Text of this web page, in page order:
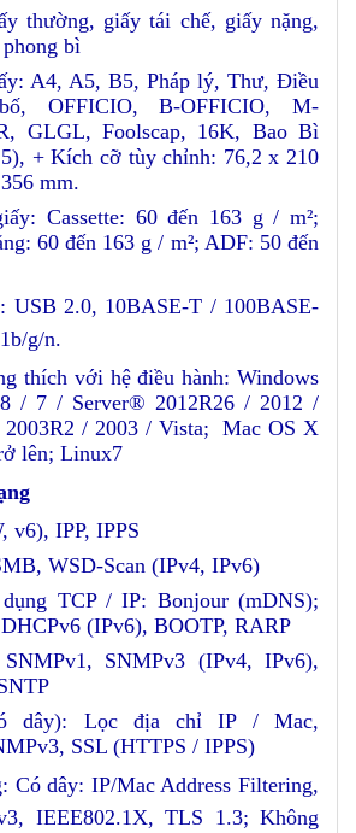
thường, giấy tái chế, giấy nặng,
bì
A4, A5, B5, Pháp lý, Thư, Điều
OFFICIO, B-OFFICIO, M-
GLGL, Foolscap, 16K, Bao Bì
+ Kích cỡ tùy chỉnh: 76,2 x 210
mm.
Cassette: 60 đến 163 g / m²;
60 đến 163 g / m²; ADF: 50 đến
USB 2.0, 10BASE-T / 100BASE-
g/n.
thích với hệ điều hành: Windows
/ 7 / Server® 2012R26 / 2012 /
2003R2 / 2003 / Vista; Mac OS X
lên; Linux7
v6), IPP, IPPS
WSD-Scan (IPv4, IPv6)
TCP / IP: Bonjour (mDNS);
(IPv6), BOOTP, RARP
SNMPv3 (IPv4, IPv6),
dây): Lọc địa chỉ IP / Mac,
SSL (HTTPS / IPPS)
Có dây: IP/Mac Address Filtering,
IEEE802.1X, TLS 1.3; Không